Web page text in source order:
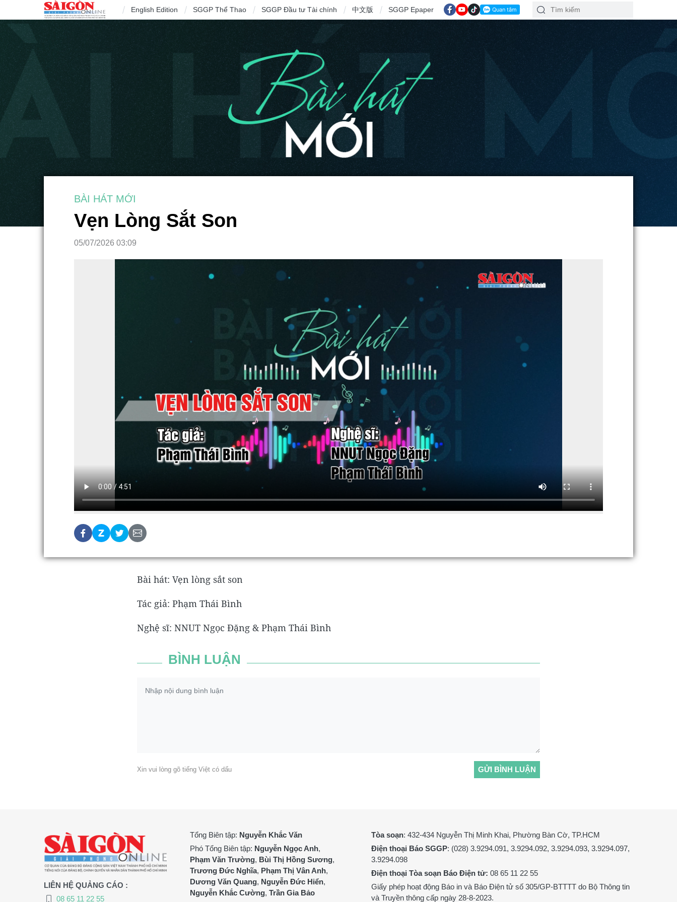
English Edition SGGP Thể Thao SGGP Đầu tư Tài chính 中文版 SGGP Epaper
BÀI HÁT MỚI
Vẹn Lòng Sắt Son
05/07/2026 03:09
Bài hát: Vẹn lòng sắt son
Tác giả: Phạm Thái Bình
Nghệ sĩ: NNUT Ngọc Đặng & Phạm Thái Bình
BÌNH LUẬN
Xin vui lòng gõ tiếng Việt có dấu GỬI BÌNH LUẬN
LIÊN HỆ QUẢNG CÁO :
08 65 11 22 55
Tổng Biên tập: Nguyễn Khắc Văn
Phó Tổng Biên tập: Nguyễn Ngọc Anh,
Phạm Văn Trường, Bùi Thị Hồng Sương,
Trương Đức Nghĩa, Phạm Thị Vân Anh,
Dương Văn Quang, Nguyễn Đức Hiển,
Nguyễn Khắc Cường, Trần Gia Bảo
Tòa soạn: 432-434 Nguyễn Thị Minh Khai, Phường Bàn Cờ, TP.HCM
Điện thoại Báo SGGP: (028) 3.9294.091, 3.9294.092, 3.9294.093, 3.9294.097,
3.9294.098
Điện thoại Tòa soạn Báo Điện tử: 08 65 11 22 55
Giấy phép hoạt động Báo in và Báo Điện tử số 305/GP-BTTTT do Bộ Thông tin
và Truyền thông cấp ngày 28-8-2023.